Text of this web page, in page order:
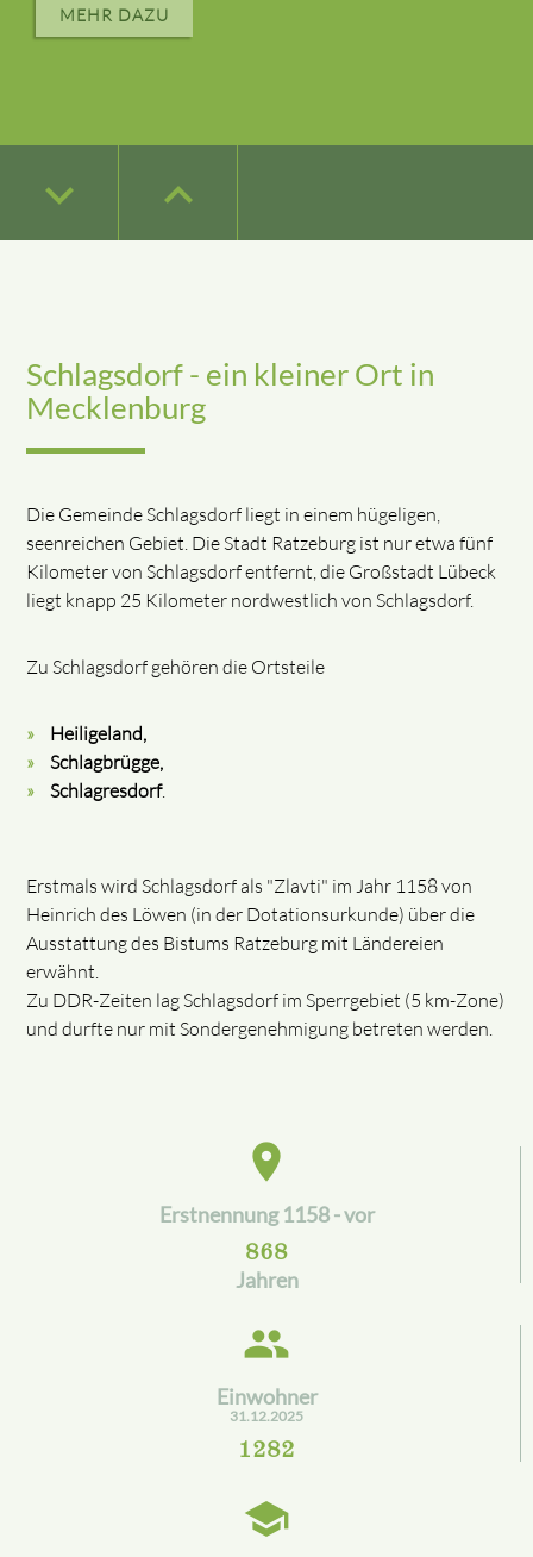
MEHR DAZU
keyboard_arrow_down keyboard_arrow_up
Schlagsdorf - ein kleiner Ort in
Mecklenburg
Die Gemeinde Schlagsdorf liegt in einem hügeligen,
seenreichen Gebiet. Die Stadt Ratzeburg ist nur etwa fünf
Kilometer von Schlagsdorf entfernt, die Großstadt Lübeck
liegt knapp 25 Kilometer nordwestlich von Schlagsdorf.
Zu Schlagsdorf gehören die Ortsteile
Heiligeland,
Schlagbrügge,
Schlagresdorf.
Erstmals wird Schlagsdorf als "Zlavti" im Jahr 1158 von
Heinrich des Löwen (in der Dotationsurkunde) über die
Ausstattung des Bistums Ratzeburg mit Ländereien
erwähnt.
Zu DDR-Zeiten lag Schlagsdorf im Sperrgebiet (5 km-Zone)
und durfte nur mit Sondergenehmigung betreten werden.
place
Erstnennung 1158 - vor
868
Jahren
people
Einwohner
31.12.2025
1282
school